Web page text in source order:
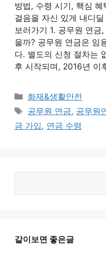
방법, 수령 시기, 핵심
걸음을 자신 있게 내디
보러가기 1. 공무원 연
을까? 공무원 연금은 임
다. 별도의 신청 절차는
후 시작되며, 2016년 이
카
테
고
리
화재&생활안전
태
그
공무원 연금, 공무원
금 가입 , 연금 수령
같이보면 좋은글